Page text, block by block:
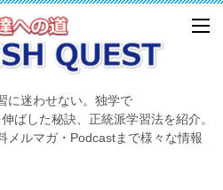
に迷わせない。独学で
ばした秘訣、正統派学習法を紹介。
メルマガ・Podcastまで様々な情報